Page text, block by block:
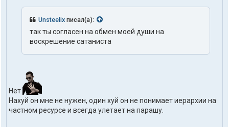
к
т
п
о
т
е
Unsteelix писал(а):
так ты согласен на обмен моей души на
воскрешение сатаниста
Нет
Нахуй он мне не нужен, один хуй он не понимает иерархии на
частном ресурсе и всегда улетает на парашу.